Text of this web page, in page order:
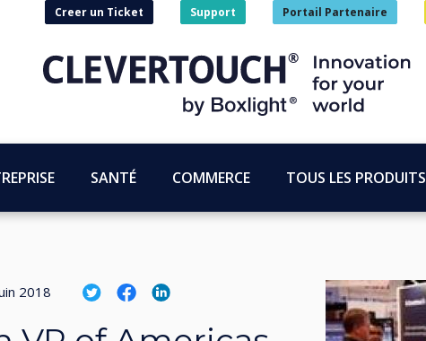
Creer un Ticket Support Portail Partenaire
SANTÉ COMMERCE TOUS LES PRODUITS
2018